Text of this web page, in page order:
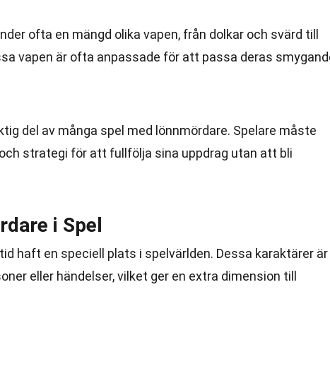
ofta en mängd olika vapen, från dolkar och svärd till
vapen är ofta anpassade för att passa deras
del av många spel med lönnmördare. Spelare måste
strategi för att fullfölja sina uppdrag utan att bli
i Spel
haft en speciell plats i spelvärlden. Dessa karaktärer är
eller händelser, vilket ger en extra dimension till